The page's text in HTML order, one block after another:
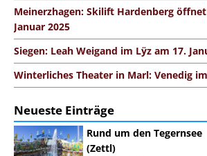
Meinerzhagen: Skilift Hardenberg
Januar 2025
Siegen: Leah Weigand im Lÿz am 17.
Winterliches Theater in Marl: Venedig
Neueste Einträge
Rund um den Tegernsee
(Zettl)